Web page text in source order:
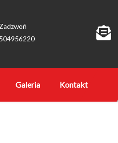
Zadzwoń
504956220
Galeria Kontakt